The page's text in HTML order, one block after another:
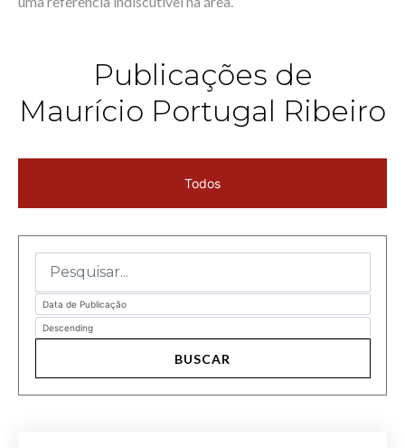
Publicações de
Maurício Portugal Ribeiro
Todos
BUSCAR